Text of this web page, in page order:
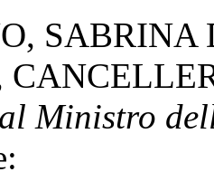
, SABRINA
Ministro